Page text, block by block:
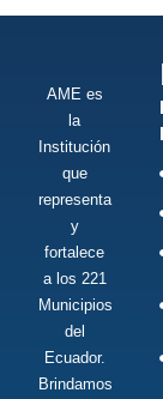
AME es
la
Institución
que
representa
y
fortalece
a los 221
Municipios
del
Ecuador.
Brindamos